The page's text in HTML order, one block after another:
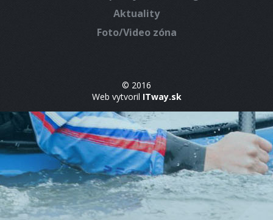
Aktuality
Foto/Video zóna
© 2016
Web vytvoril ITway.sk